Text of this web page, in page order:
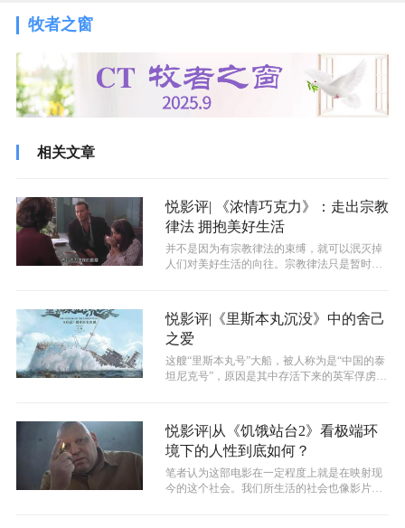
牧者之窗
相关文章
悦影评| 《浓情巧克力》：走出宗教
律法 拥抱美好生活
并不是因为有宗教律法的束缚，就可以泯灭掉
人们对美好生活的向往。宗教律法只是暂时压
悦影评|《里斯本丸沉没》中的舍己
之爱
这艘“里斯本丸号”大船，被人称为是“中国的泰
坦尼克号”，原因是其中存活下来的英军俘虏与
悦影评|从《饥饿站台2》看极端环
境下的人性到底如何？
笔者认为这部电影在一定程度上就是在映射现
今的这个社会。我们所生活的社会也像影片中